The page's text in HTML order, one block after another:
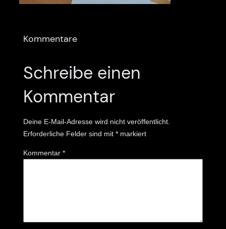
Kommentare
Schreibe einen
Kommentar
Deine E-Mail-Adresse wird nicht veröffentlicht.
Erforderliche Felder sind mit * markiert
Kommentar *